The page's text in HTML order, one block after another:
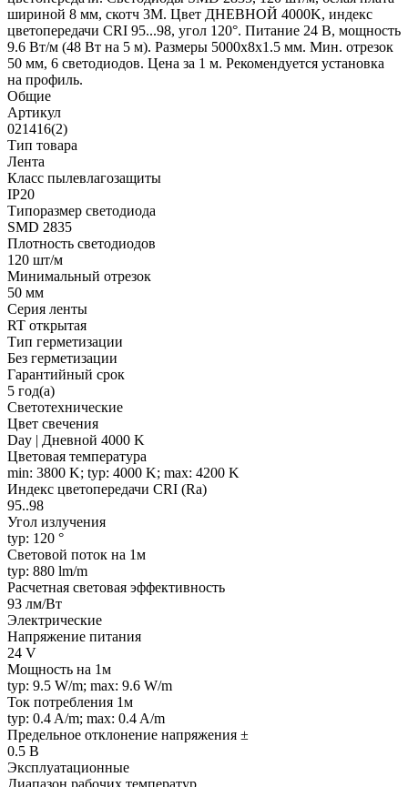
шириной 8 мм, скотч 3М. Цвет ДНЕВНОЙ 4000K, индекс
цветопередачи CRI 95...98, угол 120°. Питание 24 В, мощность
9.6 Вт/м (48 Вт на 5 м). Размеры 5000х8х1.5 мм. Мин. отрезок
50 мм, 6 светодиодов. Цена за 1 м. Рекомендуется установка
на профиль.
Общие
Артикул
021416(2)
Тип товара
Лента
Класс пылевлагозащиты
IP20
Типоразмер светодиода
SMD 2835
Плотность светодиодов
120 шт/м
Минимальный отрезок
50 мм
Серия ленты
RT открытая
Тип герметизации
Без герметизации
Гарантийный срок
5 год(а)
Светотехнические
Цвет свечения
Day | Дневной 4000 K
Цветовая температура
min: 3800 K; typ: 4000 K; max: 4200 K
Индекс цветопередачи CRI (Ra)
95..98
Угол излучения
typ: 120 °
Световой поток на 1м
typ: 880 lm/m
Расчетная световая эффективность
93 лм/Вт
Электрические
Напряжение питания
24 V
Мощность на 1м
typ: 9.5 W/m; max: 9.6 W/m
Ток потребления 1м
typ: 0.4 A/m; max: 0.4 A/m
Предельное отклонение напряжения ±
0.5 В
Эксплуатационные
Диапазон рабочих температур